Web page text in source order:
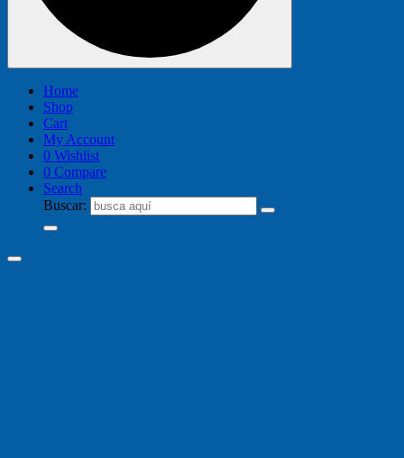
Home
Shop
Cart
My Account
0 Wishlist
0 Compare
Search
Buscar: